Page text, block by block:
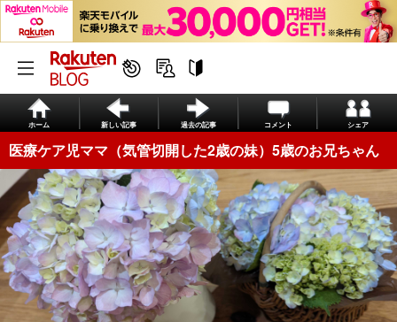
ホーム 新しい記事 過去の記事 コメント シェア
医療ケア児ママ（気管切開した2歳の妹）5歳のお兄ちゃん